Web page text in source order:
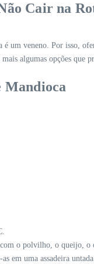
Cair na
um veneno. Por isso,
algumas opções que
Mandioca
o polvilho, o queijo, o
em uma assadeira